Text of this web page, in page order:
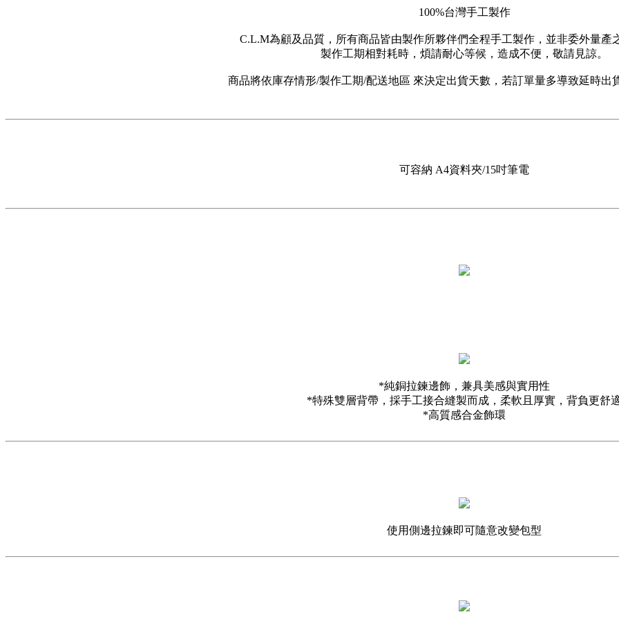
100%台灣手工製作
C.L.M為顧及品質，所有商品皆由製作所夥伴們全程手工製作，並非委外量產
製作工期相對耗時，煩請耐心等候，造成不便，敬請見諒。
商品將依庫存情形/製作工期/配送地區 來決定出貨天數，若訂單量多導致延時出
可容納 A4資料夾/15吋筆電
*純銅拉鍊邊飾，兼具美感與實用性
*特殊雙層背帶，採手工接合縫製而成，柔軟且厚實，背負更舒
*高質感合金飾環
使用側邊拉鍊即可隨意改變包型